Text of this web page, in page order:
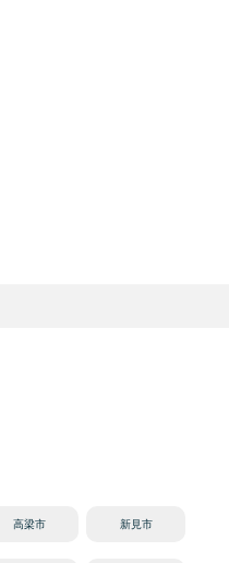
高梁市 新見市